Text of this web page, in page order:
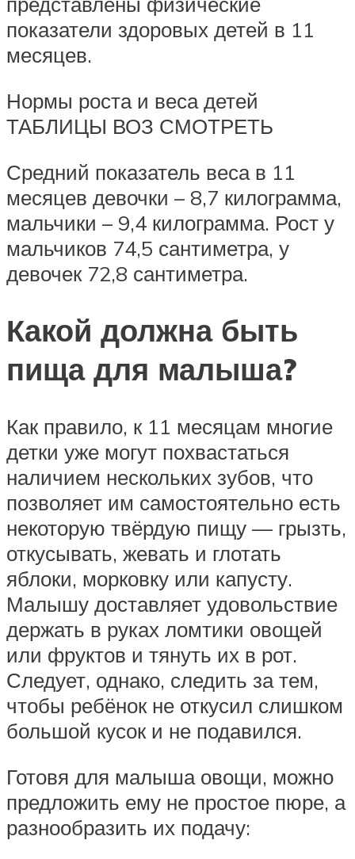
показатели здоровых детей в 11
месяцев.
Нормы роста и веса детей
ТАБЛИЦЫ ВОЗ СМОТРЕТЬ
Средний показатель веса в 11
месяцев девочки – 8,7 килограмма,
мальчики – 9,4 килограмма. Рост у
мальчиков 74,5 сантиметра, у
девочек 72,8 сантиметра.
Какой должна быть
пища для малыша?
Как правило, к 11 месяцам многие
детки уже могут похвастаться
наличием нескольких зубов, что
позволяет им самостоятельно есть
некоторую твёрдую пищу — грызть,
откусывать, жевать и глотать
яблоки, морковку или капусту.
Малышу доставляет удовольствие
держать в руках ломтики овощей
или фруктов и тянуть их в рот.
Следует, однако, следить за тем,
чтобы ребёнок не откусил слишком
большой кусок и не подавился.
Готовя для малыша овощи, можно
предложить ему не простое пюре, а
разнообразить их подачу: